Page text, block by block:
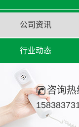
公司资讯
行业动态
咨询热